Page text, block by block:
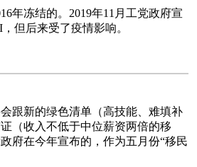
年冻结的。2019年11月工党政府宣
但后来受了疫情影响。
跟新的绿色清单（高技能、难填补
（收入不低于中位薪资两倍的移
府在今年宣布的，作为五月份“移民